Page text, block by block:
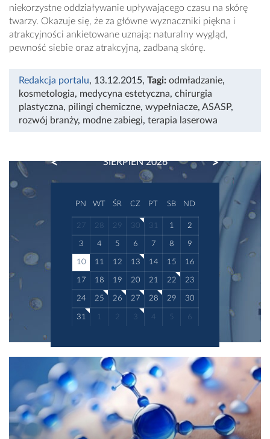
niekorzystne oddziaływanie upływającego czasu na skórę
twarzy. Okazuje się, że za główne wyznaczniki piękna i
atrakcyjności ankietowane uznają: naturalny wygląd,
pewność siebie oraz atrakcyjną, zadbaną skórę.
Redakcja portalu, 13.12.2015, Tagi: odmładzanie,
kosmetologia, medycyna estetyczna, chirurgia
plastyczna, pilingi chemiczne, wypełniacze, ASASP,
rozwój branży, modne zabiegi, terapia laserowa
SIERPIEŃ 2026
PREVIOUS NEXT
PN WT ŚR CZ PT SB ND
27 28 29 30 31 1 2
3 4 5 6 7 8 9
10 11 12 13 14 15 16
17 18 19 20 21 22 23
24 25 26 27 28 29 30
31 1 2 3 4 5 6